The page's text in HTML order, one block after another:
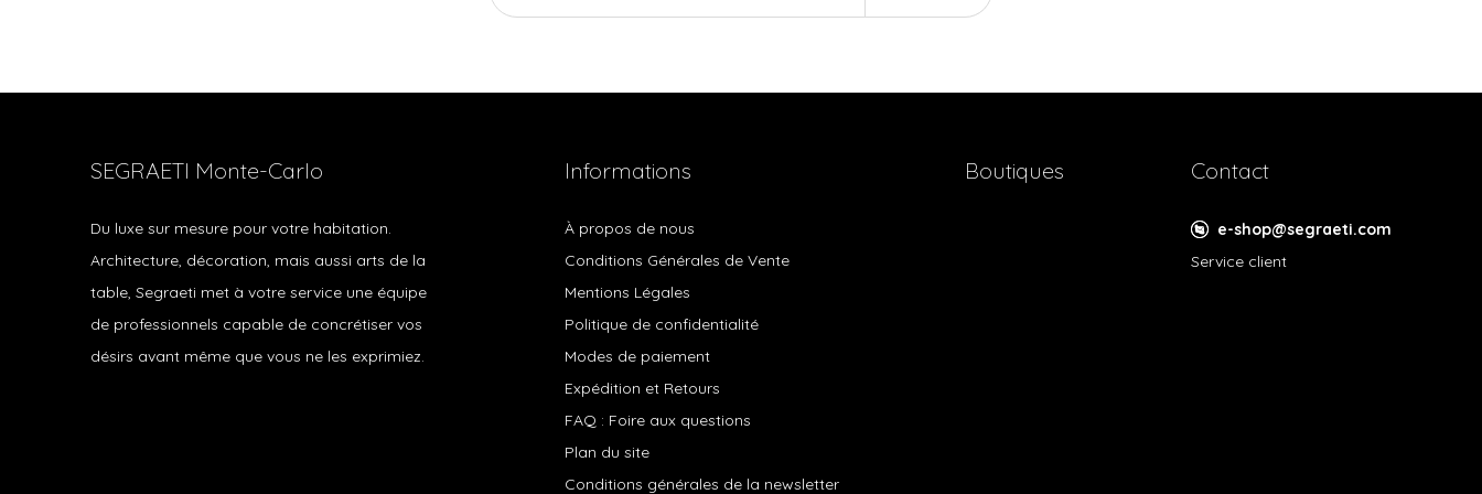
SEGRAETI Monte-Carlo
Du luxe sur mesure pour votre habitation.
Architecture, décoration, mais aussi arts de la
table, Segraeti met à votre service une équipe
de professionnels capable de concrétiser vos
désirs avant même que vous ne les exprimiez.
Informations
À propos de nous
Conditions Générales de Vente
Mentions Légales
Politique de confidentialité
Modes de paiement
Expédition et Retours
FAQ : Foire aux questions
Plan du site
Conditions générales de la newsletter
Boutiques Contact
e-shop@segraeti.com
Service client